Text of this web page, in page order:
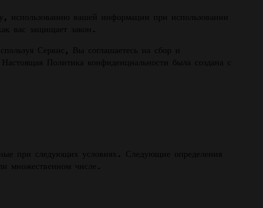
ePEN Ye
Open Pod System
XCEL
использованию вашей информации при использовании
вас защищает закон.
Сервис, Вы соглашаетесь на сбор и
Политика конфиденциальности была создана с
при следующих условиях. Следующие определения
множественном числе.